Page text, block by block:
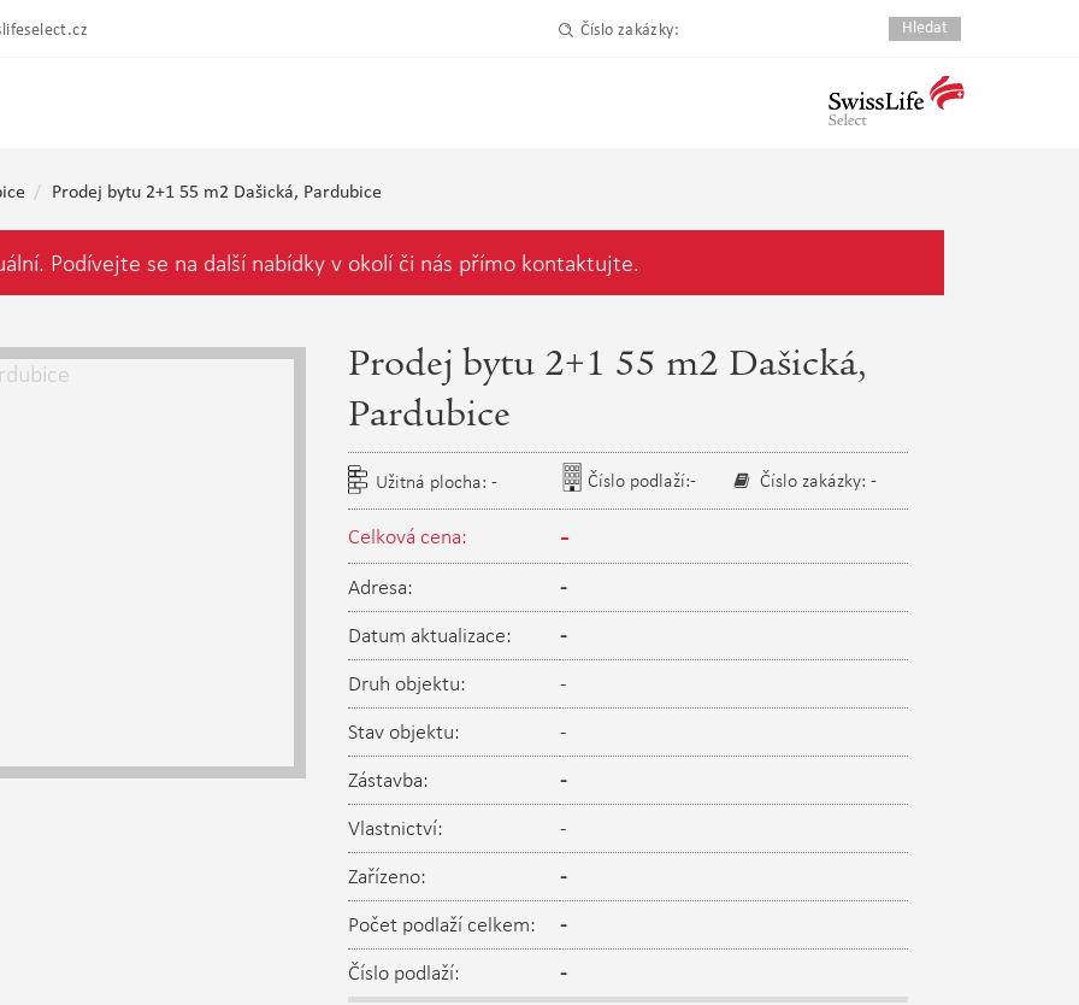
Číslo zakázky:
Prodej bytu 2+1 55 m2 Dašická, Pardubice
Podívejte se na další nabídky v okolí či nás přímo kontaktujte.
Prodej bytu 2+1 55 m2 Dašická,
Pardubice
Užitná plocha: - Číslo podlaží:- Číslo zakázky: -
Celková cena: -
Adresa:
-
Datum aktualizace:
-
Druh objektu:
-
Stav objektu:
-
Zástavba:
-
Vlastnictví:
-
Zařízeno:
-
Počet podlaží celkem:
-
Číslo podlaží:
-